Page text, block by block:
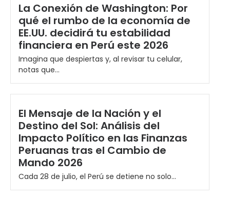
La Conexión de Washington: Por
qué el rumbo de la economía de
EE.UU. decidirá tu estabilidad
financiera en Perú este 2026
Imagina que despiertas y, al revisar tu celular,
notas que...
El Mensaje de la Nación y el
Destino del Sol: Análisis del
Impacto Político en las Finanzas
Peruanas tras el Cambio de
Mando 2026
Cada 28 de julio, el Perú se detiene no solo...